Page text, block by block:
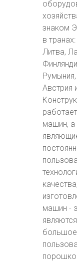
знаком
в
Литва,
Румыния,
Австрия
машин, а
машин -